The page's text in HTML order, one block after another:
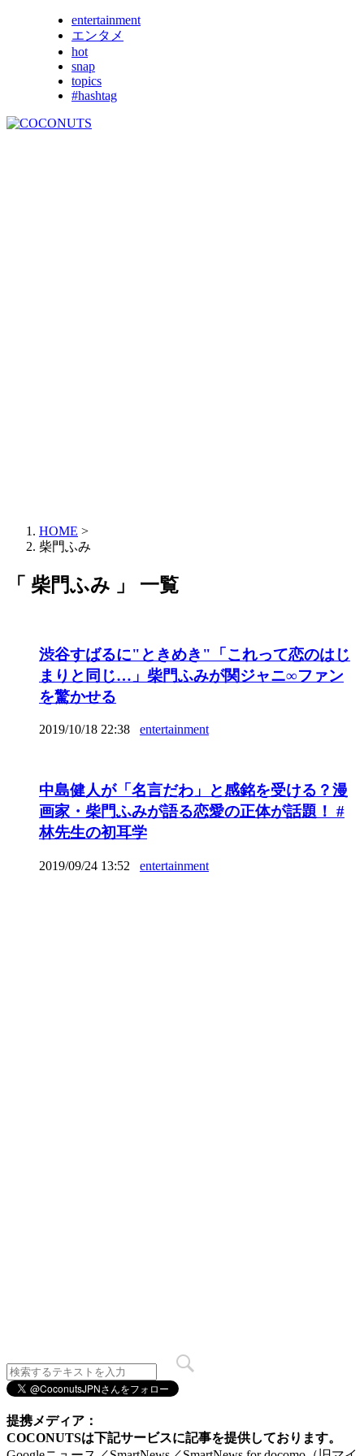
entertainment
エンタメ
hot
snap
topics
#hashtag
HOME >
柴門ふみ
「 柴門ふみ 」 一覧
渋谷すばるに"ときめき"「これって恋のはじ
まりと同じ…」柴門ふみが関ジャニ∞ファン
を驚かせる
2019/10/18 22:38 entertainment
中島健人が「名言だわ」と感銘を受ける？漫
画家・柴門ふみが語る恋愛の正体が話題！ #
林先生の初耳学
2019/09/24 13:52 entertainment
提携メディア：
COCONUTSは下記サービスに記事を提供しております。